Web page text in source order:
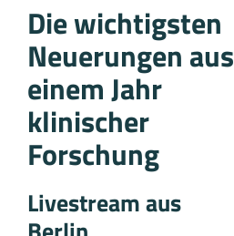
Die wichtigsten
Neuerungen aus
einem Jahr
klinischer
Forschung
Livestream aus